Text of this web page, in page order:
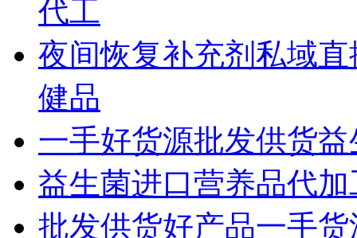
代工
夜间恢复补充剂私域
健品
一手好货源批发供货
益生菌进口营养品代
批发供货好产品一手